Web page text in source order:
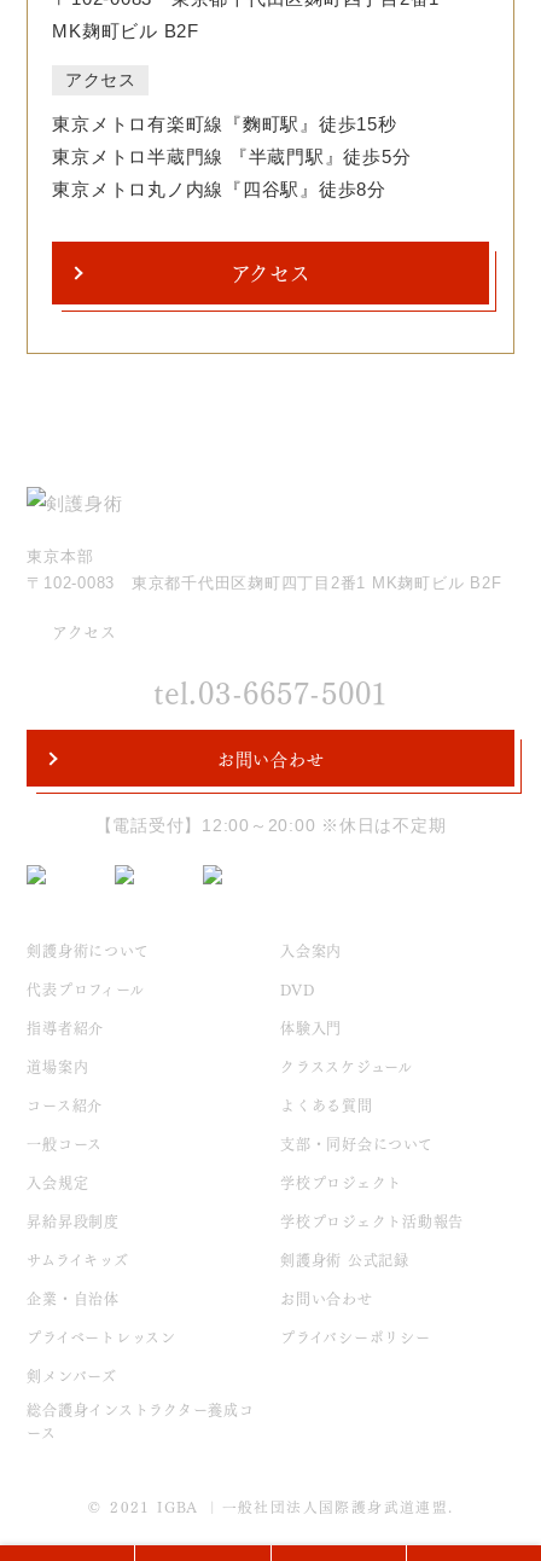
MK麹町ビル B2F
アクセス
東京メトロ有楽町線『麴町駅』徒歩15秒
東京メトロ半蔵門線 『半蔵門駅』徒歩5分
東京メトロ丸ノ内線『四谷駅』徒歩8分
アクセス
東京本部
〒102-0083 東京都千代田区麹町四丁目2番1 MK麹町ビル B2F
アクセス
tel.03-6657-5001
お問い合わせ
【電話受付】12:00～20:00 ※休日は不定期
剣護身術について
代表プロフィール
指導者紹介
道場案内
コース紹介
一般コース
入会規定
昇給昇段制度
サムライキッズ
企業・自治体
プライベートレッスン
剣メンバーズ
総合護身インストラクター養成コ
ース
入会案内
DVD
体験入門
クラススケジュール
よくある質問
支部・同好会について
学校プロジェクト
学校プロジェクト活動報告
剣護身術 公式記録
お問い合わせ
プライバシーポリシー
© 2021 IGBA ｜一般社団法人国際護身武道連盟.